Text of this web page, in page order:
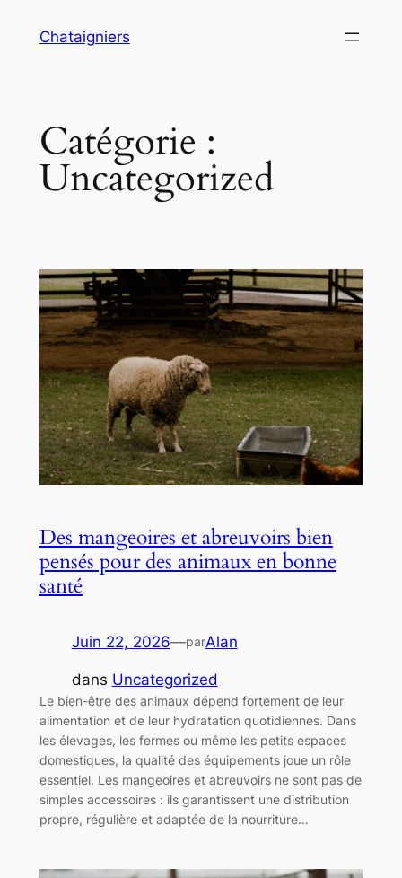
Chataigniers
Catégorie :
Uncategorized
Des mangeoires et abreuvoirs bien
pensés pour des animaux en bonne
santé
Juin 22, 2026—parAlan
dans Uncategorized
Le bien-être des animaux dépend fortement de leur
alimentation et de leur hydratation quotidiennes. Dans
les élevages, les fermes ou même les petits espaces
domestiques, la qualité des équipements joue un rôle
essentiel. Les mangeoires et abreuvoirs ne sont pas de
simples accessoires : ils garantissent une distribution
propre, régulière et adaptée de la nourriture…